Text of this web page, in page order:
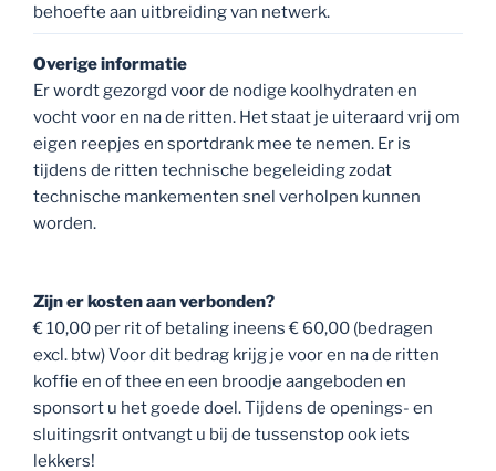
€ 10,00 per rit of betaling ineens € 60,00 (bedragen
excl. btw) Voor dit bedrag krijg je voor en na de ritten
koffie en of thee en een broodje aangeboden en
sponsort u het goede doel. Tijdens de openings- en
sluitingsrit ontvangt u bij de tussenstop ook iets
lekkers!
Berichten
paginering
Vorige
pagina
Pagina2